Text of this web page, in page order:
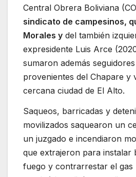
Central Obrera Boliviana
sindicato de campesinos,
Morales y del también
expresidente Luis Arce
sumaron además
provenientes del Chapare y
cercana ciudad de El Alto.
Saqueos, barricadas y
movilizados saquearon un
un juzgado e incendiaron
que extrajeron para instalar
fuego y contrarrestar el gas